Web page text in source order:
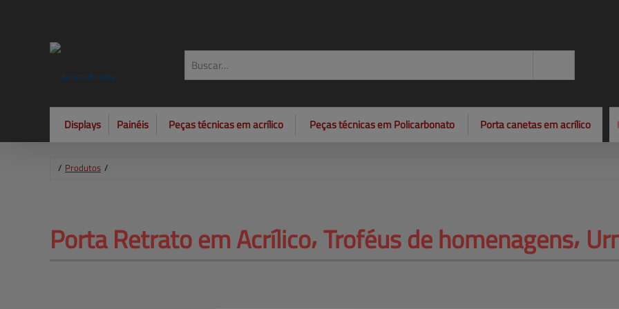
Displays Painéis Peças técnicas em acrílico Peças técnicas em Policarbonato Porta canetas em acrílico
/ Produtos /
Porta Retrato em Acrílico⸴ Troféus de homenagens⸴